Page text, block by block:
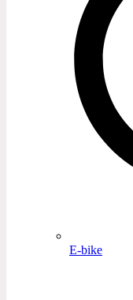
E-bike